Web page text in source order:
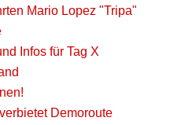
Mario Lopez "Tripa"
Infos für Tag X
Demoroute